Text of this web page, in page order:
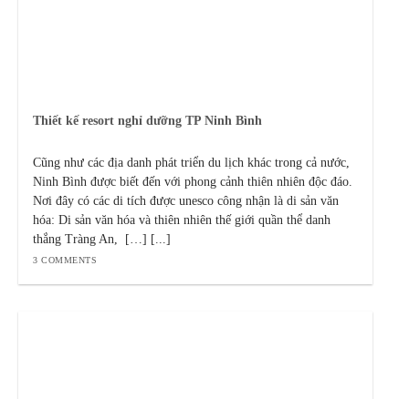
Thiết kế resort nghỉ dưỡng TP Ninh Bình
Cũng như các địa danh phát triển du lịch khác trong cả nước,
Ninh Bình được biết đến với phong cảnh thiên nhiên độc đáo.
Nơi đây có các di tích được unesco công nhận là di sản văn
hóa: Di sản văn hóa và thiên nhiên thế giới quần thể danh
thắng Tràng An, […] [...]
3 COMMENTS